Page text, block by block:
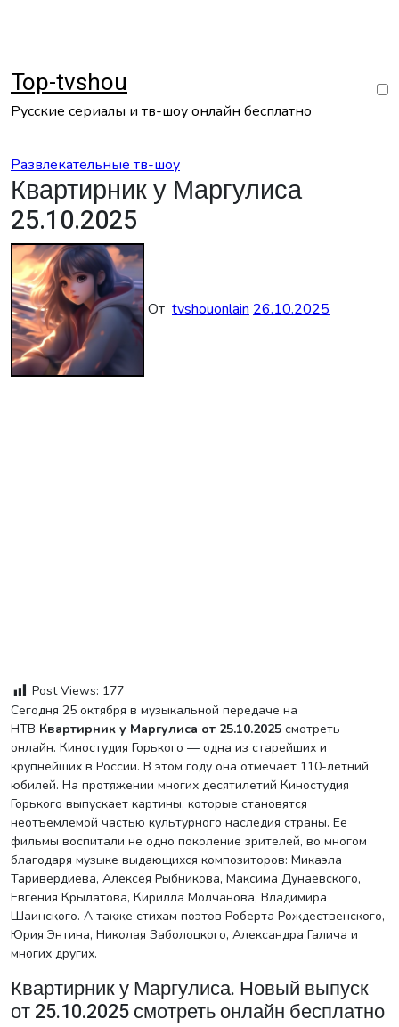
Top-tvshou
Русские сериалы и тв-шоу онлайн бесплатно
Развлекательные тв-шоу
Квартирник у Маргулиса
25.10.2025
От tvshouonlain 26.10.2025
Post Views: 177
Сегодня 25 октября в музыкальной передаче на
НТВ Квартирник у Маргулиса от 25.10.2025 смотреть
онлайн. Киностудия Горького — одна из старейших и
крупнейших в России. В этом году она отмечает 110-летний
юбилей. На протяжении многих десятилетий Киностудия
Горького выпускает картины, которые становятся
неотъемлемой частью культурного наследия страны. Ее
фильмы воспитали не одно поколение зрителей, во многом
благодаря музыке выдающихся композиторов: Микаэла
Таривердиева, Алексея Рыбникова, Максима Дунаевского,
Евгения Крылатова, Кирилла Молчанова, Владимира
Шаинского. А также стихам поэтов Роберта Рождественского,
Юрия Энтина, Николая Заболоцкого, Александра Галича и
многих других.
Квартирник у Маргулиса. Новый выпуск
от 25.10.2025 смотреть онлайн бесплатно